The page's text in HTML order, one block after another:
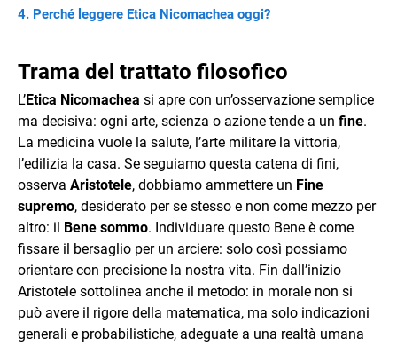
Perché leggere Etica Nicomachea oggi?
Trama del trattato filosofico
L’Etica Nicomachea si apre con un’osservazione semplice
ma decisiva: ogni arte, scienza o azione tende a un fine.
La medicina vuole la salute, l’arte militare la vittoria,
l’edilizia la casa. Se seguiamo questa catena di fini,
osserva Aristotele, dobbiamo ammettere un Fine
supremo, desiderato per se stesso e non come mezzo per
altro: il Bene sommo. Individuare questo Bene è come
fissare il bersaglio per un arciere: solo così possiamo
orientare con precisione la nostra vita. Fin dall’inizio
Aristotele sottolinea anche il metodo: in morale non si
può avere il rigore della matematica, ma solo indicazioni
generali e probabilistiche, adeguate a una realtà umana